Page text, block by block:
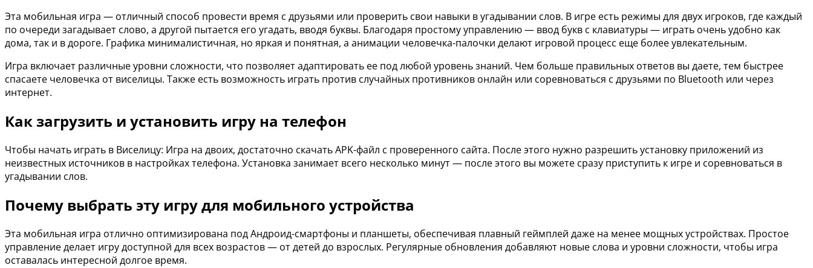
Эта мобильная игра — отличный способ провести время с друзьями или проверить свои навыки в угадывании слов. В игре есть режимы для двух игроков, где каждый
по очереди загадывает слово, а другой пытается его угадать, вводя буквы. Благодаря простому управлению — ввод букв с клавиатуры — играть очень удобно как
дома, так и в дороге. Графика минималистичная, но яркая и понятная, а анимации человечка-палочки делают игровой процесс еще более увлекательным.
Игра включает различные уровни сложности, что позволяет адаптировать ее под любой уровень знаний. Чем больше правильных ответов вы даете, тем быстрее
спасаете человечка от виселицы. Также есть возможность играть против случайных противников онлайн или соревноваться с друзьями по Bluetooth или через
интернет.
Как загрузить и установить игру на телефон
Чтобы начать играть в Виселицу: Игра на двоих, достаточно скачать APK-файл с проверенного сайта. После этого нужно разрешить установку приложений из
неизвестных источников в настройках телефона. Установка занимает всего несколько минут — после этого вы можете сразу приступить к игре и соревноваться в
угадывании слов.
Почему выбрать эту игру для мобильного устройства
Эта мобильная игра отлично оптимизирована под Андроид-смартфоны и планшеты, обеспечивая плавный геймплей даже на менее мощных устройствах. Простое
управление делает игру доступной для всех возрастов — от детей до взрослых. Регулярные обновления добавляют новые слова и уровни сложности, чтобы игра
оставалась интересной долгое время.